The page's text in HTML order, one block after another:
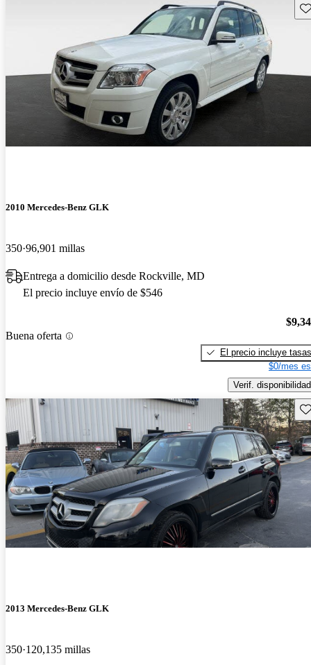
2010 Mercedes-Benz GLK
350 96,901 millas
Entrega a domicilio desde Rockville, MD
El precio incluye envío de $546
Buena oferta
El precio incluye tasas
$0/mes
Verif. disponibilidad
2013 Mercedes-Benz GLK
350 120,135 millas